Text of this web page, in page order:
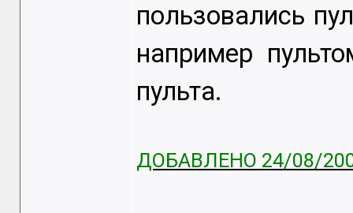
пользовались
например
пульта.
ДОБАВЛЕНО 24/08/